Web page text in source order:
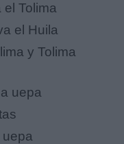
Tolima
el Huila
y Tolima
uepa